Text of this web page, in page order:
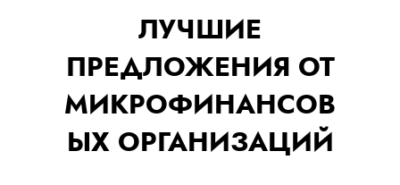
ЛУЧШИЕ
ПРЕДЛОЖЕНИЯ ОТ
МИКРОФИНАНСОВ
ЫХ ОРГАНИЗАЦИЙ